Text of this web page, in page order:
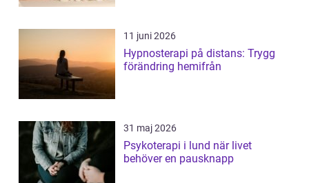
11 juni 2026
Hypnosterapi på distans: Trygg
förändring hemifrån
31 maj 2026
Psykoterapi i lund när livet
behöver en pausknapp